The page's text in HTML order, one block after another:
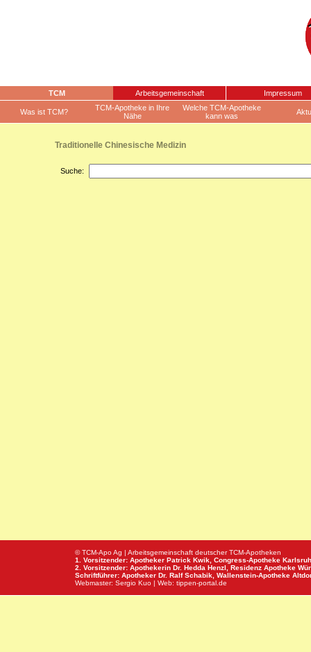
TCM Arbeitsgemeinschaft Impressum
Was ist TCM?
TCM-Apotheke in Ihre
Nähe
Welche TCM-Apotheke
kann was
Traditionelle Chinesische Medizin
Suche:
© TCM-Apo Ag | Arbeitsgemeinschaft deutscher TCM-Apotheken
1. Vorsitzender: Apotheker Patrick Kwik, Congress-Apotheke
2. Vorsitzender: Apothekerin Dr. Hedda Henzl, Residenz Apotheke
Schriftführer: Apotheker Dr. Ralf Schabik, Wallenstein-Apotheke
Webmaster: Sergio Kuo | Web: tippen-portal.de